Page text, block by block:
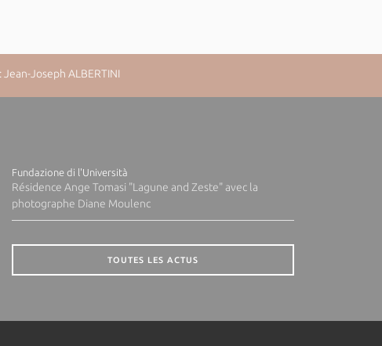
Joseph ALBERTINI
Fundazione di l'Università
Résidence Ange Tomasi "Lagune and Zeste" avec la
photographe Diane Moulenc
TOUTES LES ACTUS